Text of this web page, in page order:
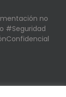
no
#Seguridad